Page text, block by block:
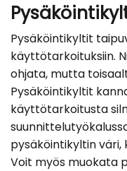
Pysäköintikyltit
käyttötarkoituksiin.
ohjata, mutta
Pysäköintikyltit
käyttötarkoitusta
pysäköintikyltin väri,
Voit myös muokata